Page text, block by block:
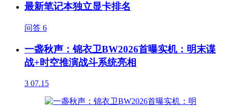
最新笔记本独立显卡排名
问答 6
一盏秋声：锦衣卫BW2026首曝实机：明末谍
战+时空推演战斗系统亮相
3 07.15